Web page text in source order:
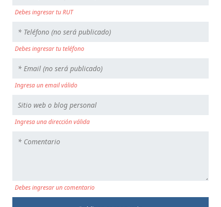
Debes ingresar tu RUT
Debes ingresar tu teléfono
Ingresa un email válido
Ingresa una dirección válida
Debes ingresar un comentario